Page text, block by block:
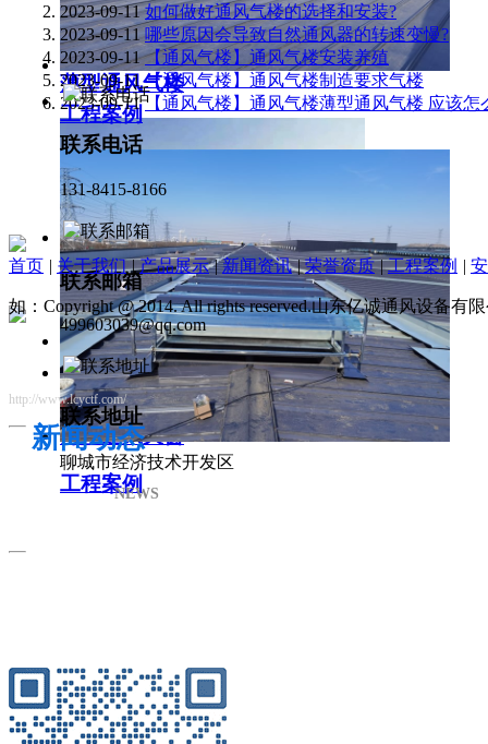
薄型通风气楼
薄型通风天窗
工程案例
工程案例
2023-09-11 如何做好通风气楼的选择和安装?
2023-09-11 哪些原因会导致自然通风器的转速变慢?
2023-09-11 【通风气楼】通风气楼安装养殖
2023-09-11 【通风气楼】通风气楼制造要求气楼
2023-09-11 【通风气楼】通风气楼薄型通风气楼 应该怎
新闻动态
NEWS
联系电话
131-8415-8166
联系邮箱
499603039@qq.com
联系地址
聊城市经济技术开发区
http://www.lcyctf.com/
首页 | 关于我们 | 产品展示 | 新闻资讯 | 荣誉资质 | 工程案例 |
如：Copyright @ 2014. All rights reserved.山东亿诚通风设备有